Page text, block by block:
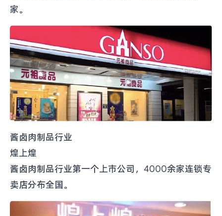
家。
酱卤肉制品行业
煌上煌
酱卤肉制品行业第一个上市公司，4000余家连锁专
卖店分布全国。